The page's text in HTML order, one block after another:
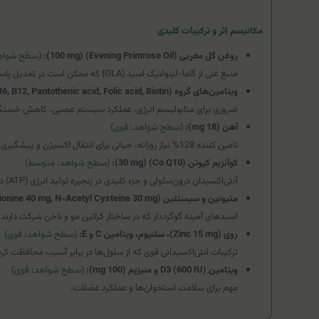
مکانیسم اثر و ترکیبات کلیدی
روغن گل مغربی (Evening Primrose Oil) (100 mg):
(سطح
منبع غنی از گاما-لینولنیک اسید (GLA) که ممکن است در تعدیل پاسخ‌های التهابی و حمایت از سلامت پوست و تعادل هورمونی (مانند تسکین علائم PMS) نقش داشته باشد.
ویتامین‌های گروه B (B1, B2, B3, B6, B12, Pantothenic acid, Folic acid, Biotin):
ضروری برای متابولیسم انرژی، عملکرد سیستم عصبی، کاهش
آهن (18 mg):
(سطح شواهد: قوی)
تامین کننده 128% نیاز روزانه، حیاتی برای انتقال اکسیژن و پیشگیری از آنمی فقر آهن که در بانوان شایع است.
کوآنزیم کیوتن (Co Q10) (30 mg):
(سطح شواهد: متوسط)
آنتی‌اکسیدان درون‌سلولی و جزء کلیدی در زنجیره تولید انرژی (ATP) در میتوکندری.
متیونین و سیستئین (L-Methionine 40 mg, N-Acetyl Cysteine 30 mg):
اسیدهای آمینه گوگرددار که در ساختار کراتین مو و ناخن شرکت
روی (Zinc 15 mg)، سلنیوم، ویتامین C و E:
(سطح شواهد: قوی)
ترکیبات آنتی‌اکسیدانی قوی که از سلول‌ها در برابر آسیب
ویتامین D3 (600 IU) و منیزیم (100 mg):
(سطح شواهد: قوی)
مهم برای سلامت استخوان‌ها و عملکرد عضلات.